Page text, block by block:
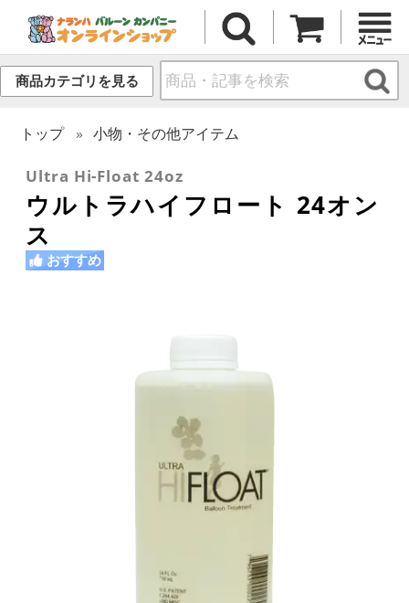
商品カテゴリを見る
トップ 小物・その他アイテム
Ultra Hi-Float 24oz
ウルトラハイフロート 24オン
ス
おすすめ